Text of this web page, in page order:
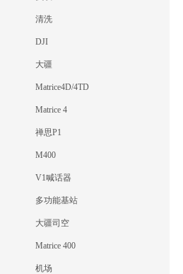
清洗
DJI
大疆
Matrice4D/4TD
Matrice 4
禅思P1
M400
V1喊话器
多功能基站
大疆司空
Matrice 400
机场